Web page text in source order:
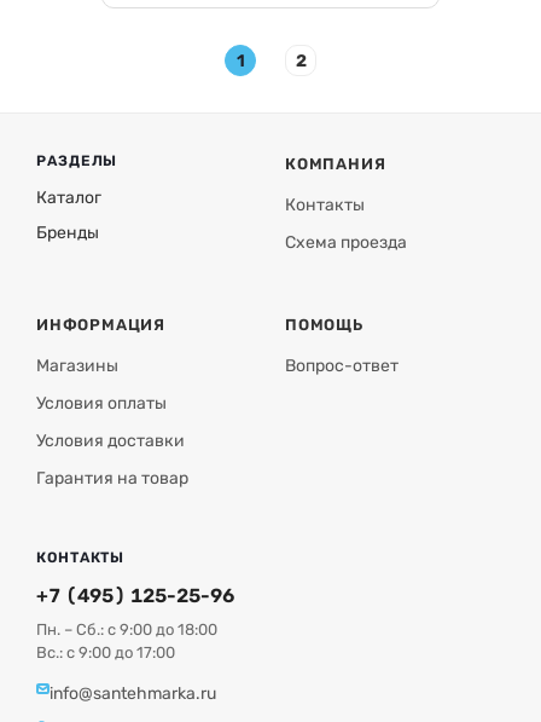
1 2
РАЗДЕЛЫ
Каталог
Бренды
КОМПАНИЯ
Контакты
Схема проезда
ИНФОРМАЦИЯ
Магазины
Условия оплаты
Условия доставки
Гарантия на товар
ПОМОЩЬ
Вопрос-ответ
КОНТАКТЫ
+7 (495) 125-25-96
Пн. – Сб.: с 9:00 до 18:00
Вс.: с 9:00 до 17:00
info@santehmarka.ru